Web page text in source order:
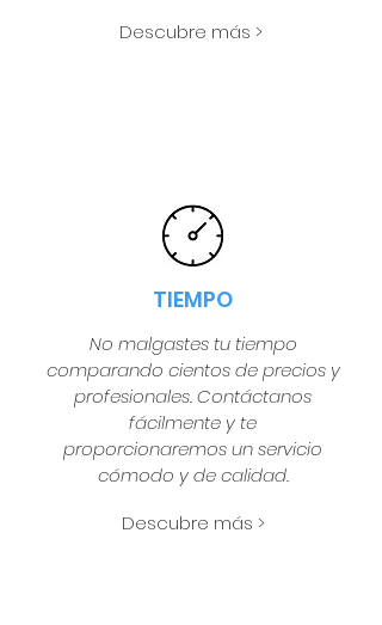
Descubre más >
TIEMPO
No malgastes tu tiempo
comparando cientos de precios y
profesionales. Contáctanos
fácilmente y te
proporcionaremos un servicio
cómodo y de calidad.
Descubre más >